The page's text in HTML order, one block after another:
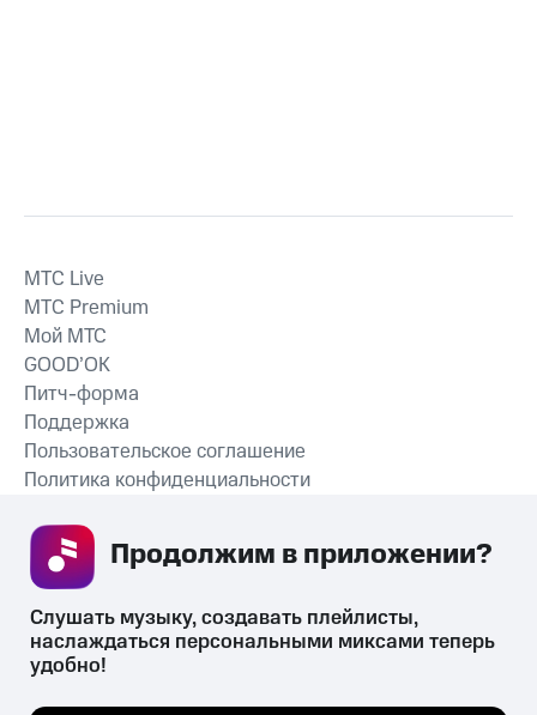
СКАЧАТЬ ПРИЛОЖЕНИЕ
MTС Live
MTС Premium
Мой МТС
GOOD’OK
Питч-форма
Поддержка
Пользовательское соглашение
Политика конфиденциальности
Слушать музыку, создавать плейлисты,
наслаждаться персональными миксами теперь
удобно!